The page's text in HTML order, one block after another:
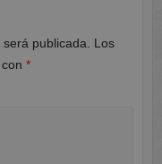
publicada.
Los
*